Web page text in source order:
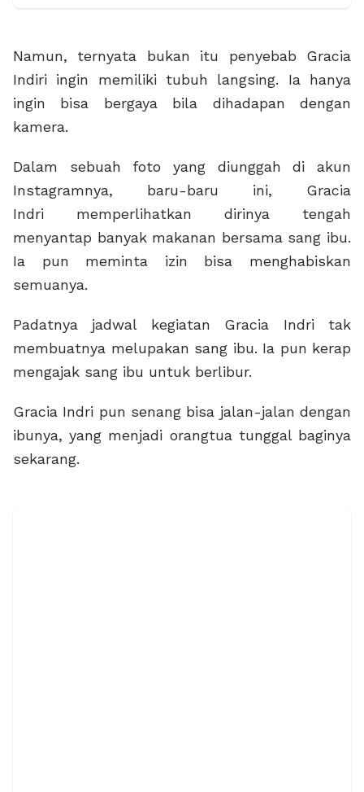
Namun, ternyata bukan itu penyebab Gracia
Indiri ingin memiliki tubuh langsing. Ia hanya
ingin bisa bergaya bila dihadapan dengan
kamera.
Dalam sebuah foto yang diunggah di akun
Instagramnya, baru-baru ini, Gracia
Indri memperlihatkan dirinya tengah
menyantap banyak makanan bersama sang ibu.
Ia pun meminta izin bisa menghabiskan
semuanya.
Padatnya jadwal kegiatan Gracia Indri tak
membuatnya melupakan sang ibu. Ia pun kerap
mengajak sang ibu untuk berlibur.
Gracia Indri pun senang bisa jalan-jalan dengan
ibunya, yang menjadi orangtua tunggal baginya
sekarang.